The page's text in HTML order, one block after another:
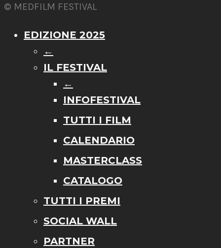
© MEDFILM FESTIVAL
EDIZIONE 2025
←
IL FESTIVAL
←
INFOFESTIVAL
TUTTI I FILM
CALENDARIO
MASTERCLASS
CATALOGO
TUTTI I PREMI
SOCIAL WALL
PARTNER